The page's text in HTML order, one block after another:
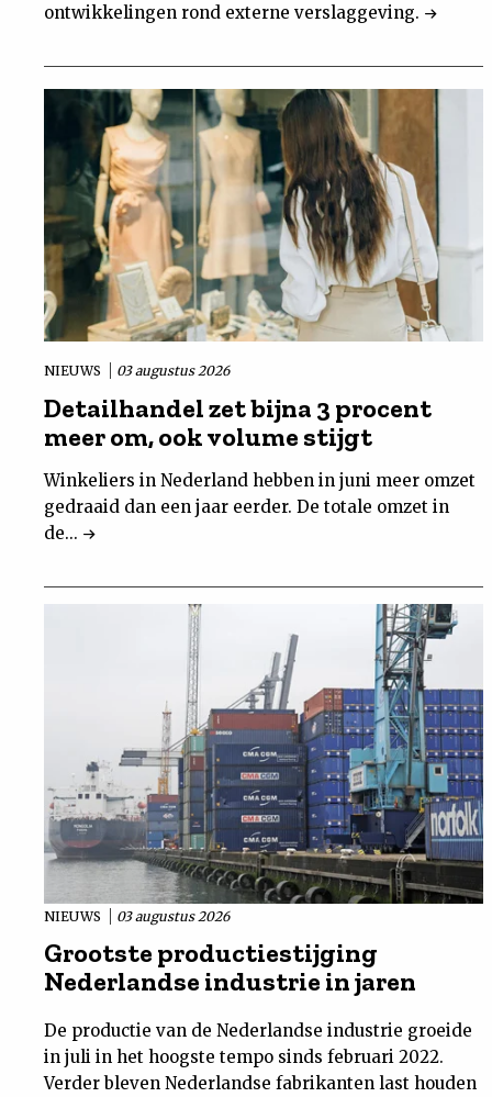
ontwikkelingen rond externe verslaggeving.
NIEUWS 03 augustus 2026
Detailhandel zet bijna 3 procent
meer om, ook volume stijgt
Winkeliers in Nederland hebben in juni meer omzet
gedraaid dan een jaar eerder. De totale omzet in
de...
NIEUWS 03 augustus 2026
Grootste productiestijging
Nederlandse industrie in jaren
De productie van de Nederlandse industrie groeide
in juli in het hoogste tempo sinds februari 2022.
Verder bleven Nederlandse fabrikanten last houden